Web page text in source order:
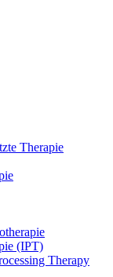
Therapie
(IPT)
Therapy